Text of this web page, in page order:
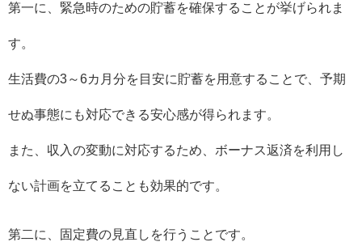
第一に、緊急時のための貯蓄を確保することが挙げられま
す。
生活費の3～6カ月分を目安に貯蓄を用意することで、予期
せぬ事態にも対応できる安心感が得られます。
また、収入の変動に対応するため、ボーナス返済を利用し
ない計画を立てることも効果的です。
第二に、固定費の見直しを行うことです。